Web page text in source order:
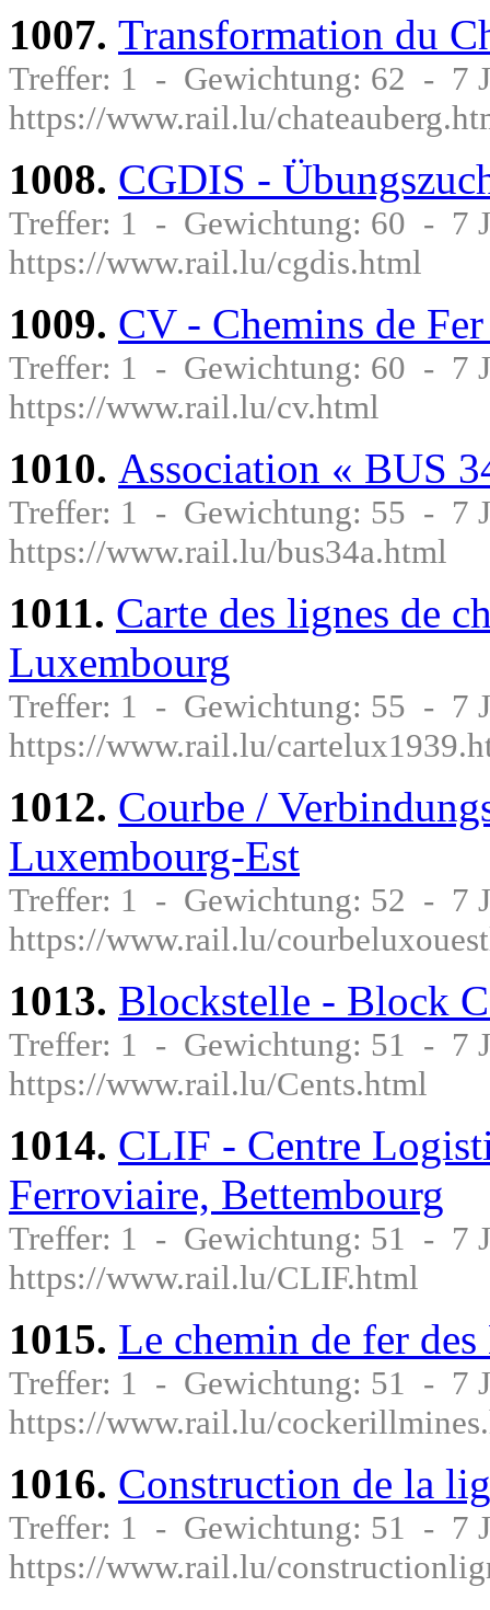
1007. Transformation du
Treffer: 1 - Gewichtung: 62 - 7
https://www.rail.lu/
1008. CGDIS -
Treffer: 1 - Gewichtung: 60 - 7
https://www.rail.lu/cgdis.html
1009. CV - Chemins de
Treffer: 1 - Gewichtung: 60 - 7
https://www.rail.lu/cv.html
1010. Association « BUS
Treffer: 1 - Gewichtung: 55 - 7
https://www.rail.lu/bus34a.html
1011. Carte des lignes de
Luxembourg
Treffer: 1 - Gewichtung: 55 - 7
https://www.rail.lu/
1012. Courbe /
Luxembourg-Est
Treffer: 1 - Gewichtung: 52 - 7
https://www.rail.lu/
1013. Blockstelle - Block
Treffer: 1 - Gewichtung: 51 - 7
https://www.rail.lu/Cents.html
1014. CLIF - Centre
Ferroviaire, Bettembourg
Treffer: 1 - Gewichtung: 51 - 7
https://www.rail.lu/CLIF.html
1015. Le chemin de fer
Treffer: 1 - Gewichtung: 51 - 7
https://www.rail.lu/
1016. Construction de la
Treffer: 1 - Gewichtung: 51 - 7
https://www.rail.lu/